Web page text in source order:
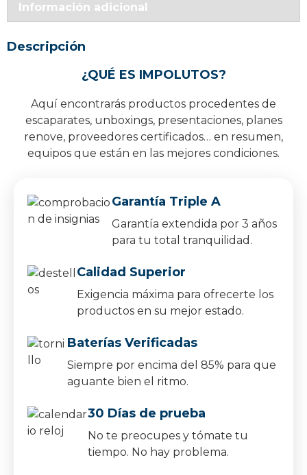
Información adicional
Descripción
¿QUÉ ES IMPOLUTOS?
Aquí encontrarás productos procedentes de
escaparates, unboxings, presentaciones, planes
renove, proveedores certificados… en resumen,
equipos que están en las mejores condiciones.
Garantía Triple A
Garantía extendida por 3 años
para tu total tranquilidad.
Calidad Superior
Exigencia máxima para ofrecerte los
productos en su mejor estado.
Baterías Verificadas
Siempre por encima del 85% para que
aguante bien el ritmo.
30 Días de prueba
No te preocupes y tómate tu
tiempo. No hay problema.